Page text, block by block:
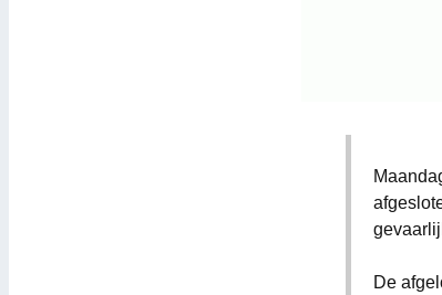
De